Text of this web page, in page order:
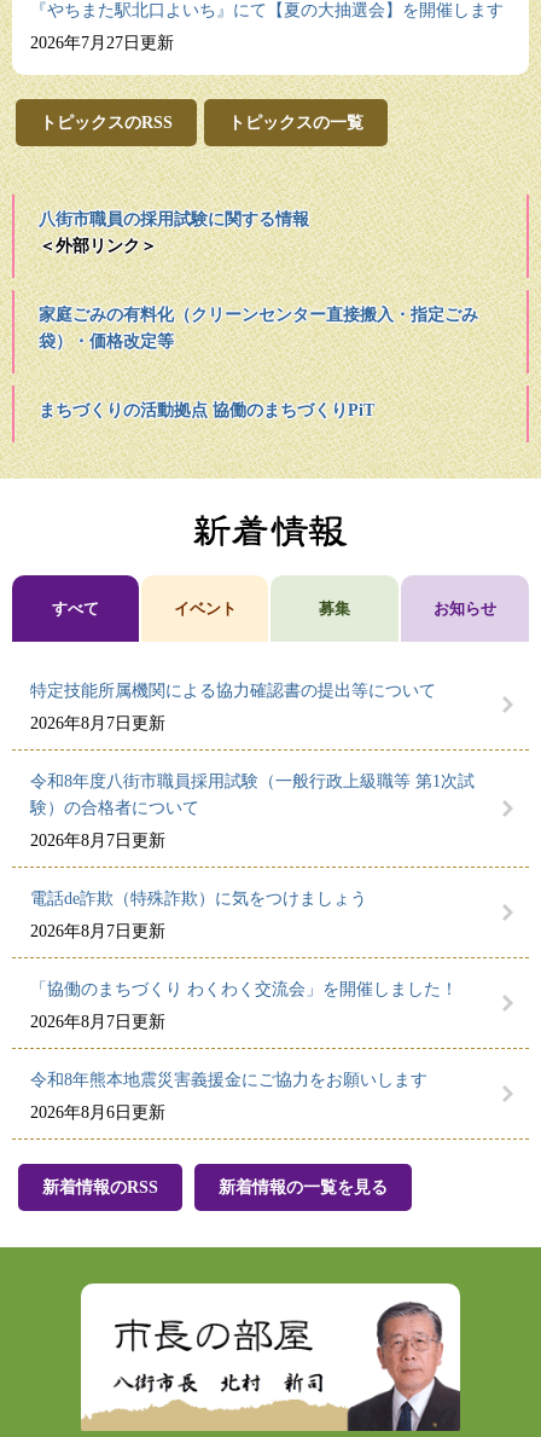
『やちまた駅北口よいち』にて【夏の大抽選会】を開催します
2026年7月27日更新
トピックスのRSS トピックスの一覧
八街市職員の採用試験に関する情報
＜外部リンク＞
家庭ごみの有料化（クリーンセンター直接搬入・指定ごみ
袋）・価格改定等
まちづくりの活動拠点 協働のまちづくりPiT
すべて イベント 募集 お知らせ
特定技能所属機関による協力確認書の提出等について
2026年8月7日更新
令和8年度八街市職員採用試験（一般行政上級職等 第1次試
験）の合格者について
2026年8月7日更新
電話de詐欺（特殊詐欺）に気をつけましょう
2026年8月7日更新
「協働のまちづくり わくわく交流会」を開催しました！
2026年8月7日更新
令和8年熊本地震災害義援金にご協力をお願いします
2026年8月6日更新
新着情報のRSS 新着情報の一覧を見る